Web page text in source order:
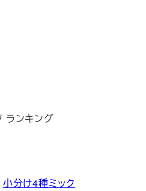
ランキング
小分け4種ミック